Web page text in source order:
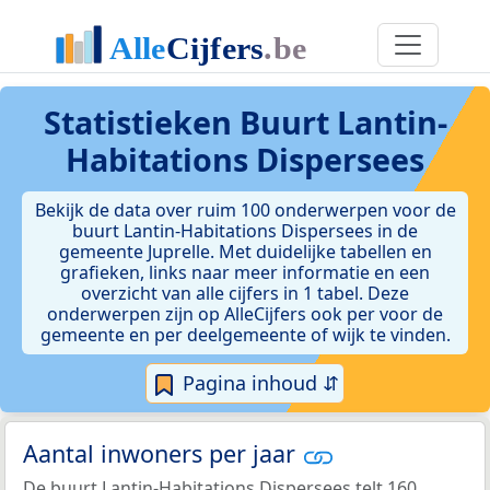
Statistieken Buurt Lantin-
Habitations Dispersees
Bekijk de data over ruim 100 onderwerpen voor de
buurt Lantin-Habitations Dispersees in de
gemeente Juprelle. Met duidelijke tabellen en
grafieken, links naar meer informatie en een
overzicht van alle cijfers in 1 tabel. Deze
onderwerpen zijn op AlleCijfers ook per voor de
gemeente en per deelgemeente of wijk te vinden.
Pagina inhoud ⇵
Aantal inwoners per jaar